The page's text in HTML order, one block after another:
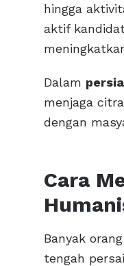
hingga
aktif
Dalam
menjaga
dengan
Cara
Banyak
tengah